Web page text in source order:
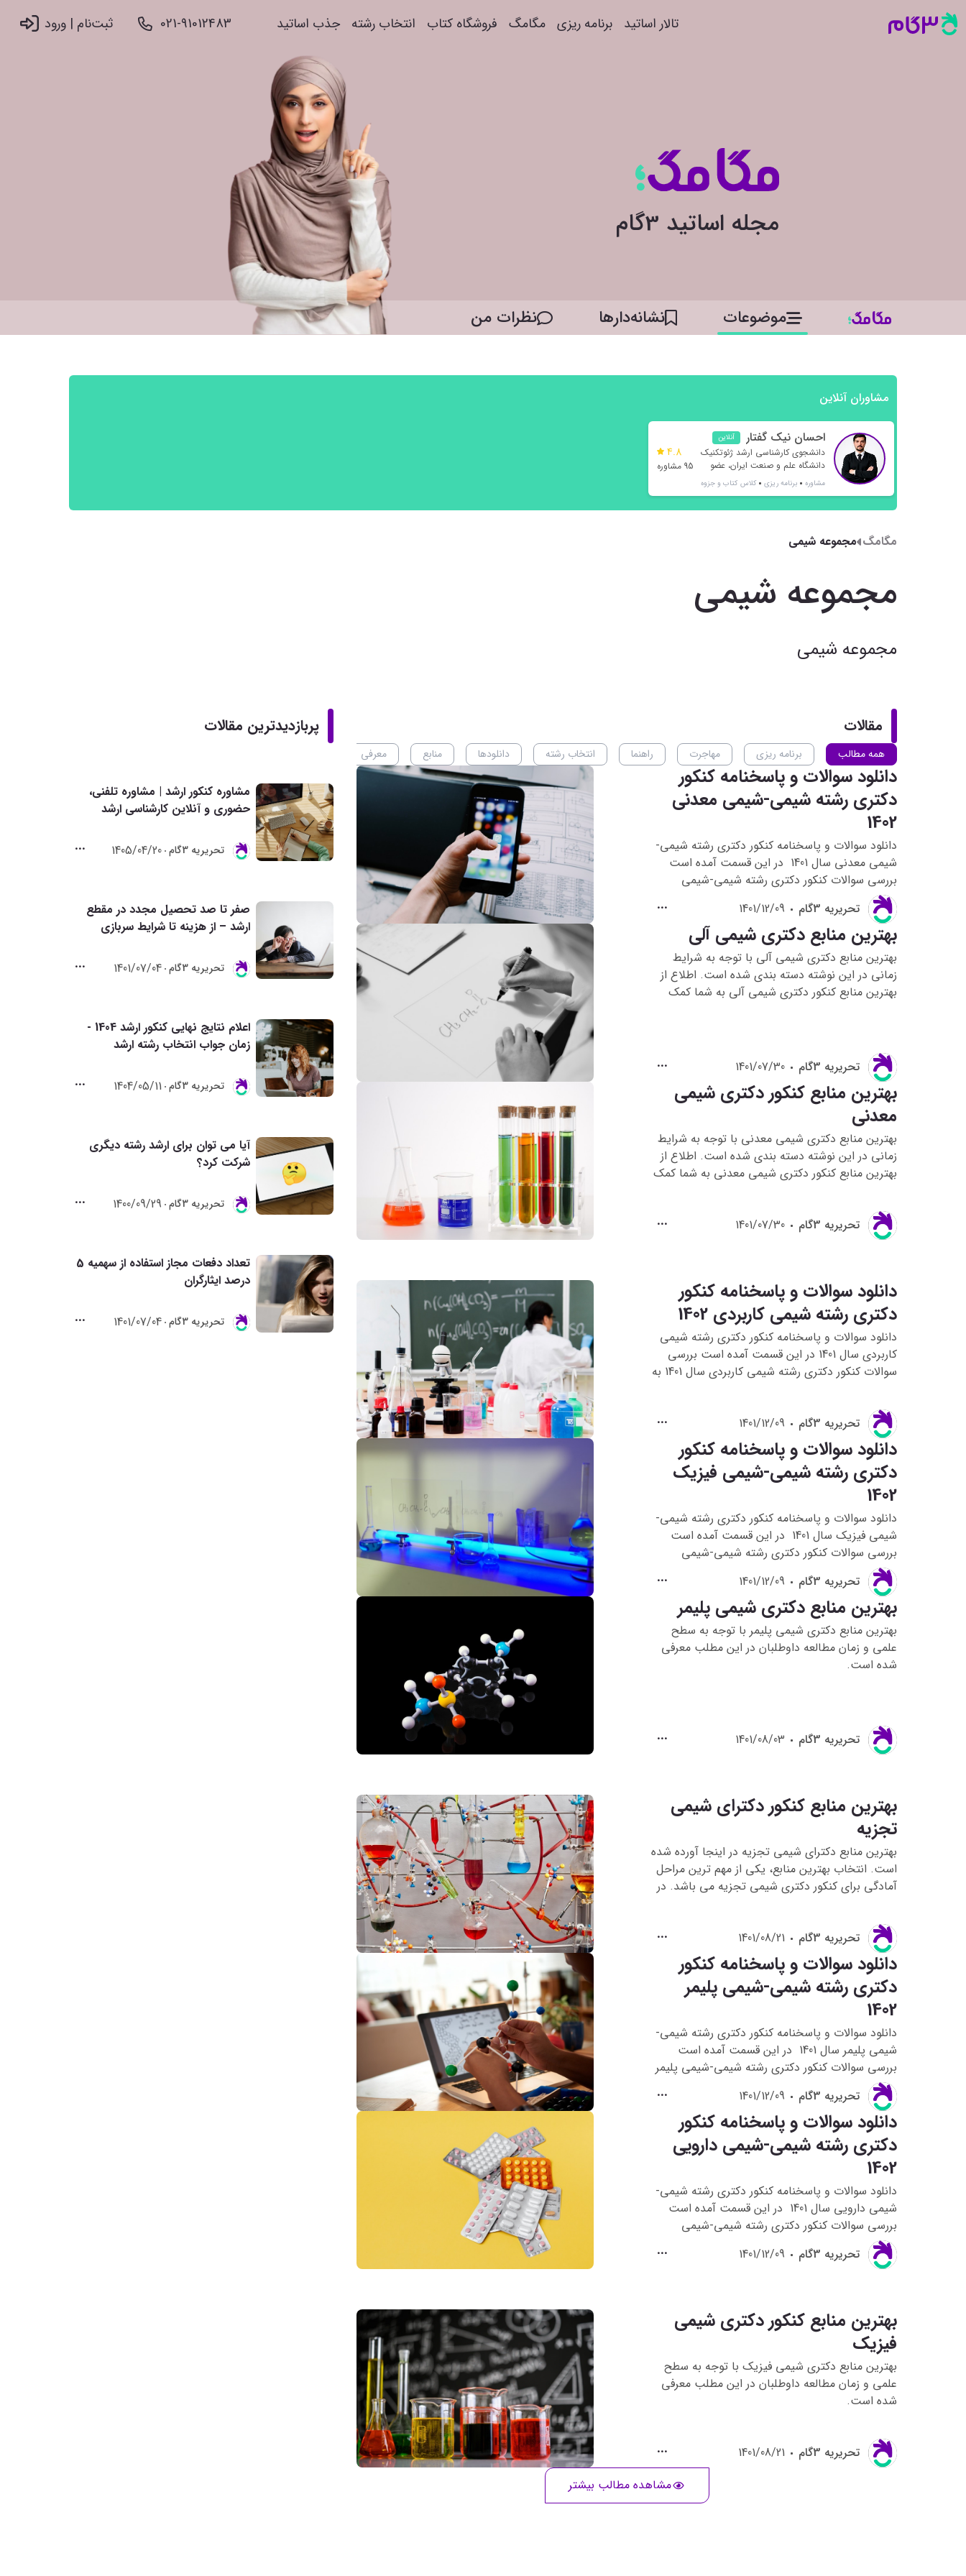
تالار اساتید برنامه ریزی مگامگ فروشگاه کتاب انتخاب رشته جذب اساتید 021-91012483 ثبت‌نام |‌ ورود
مجله اساتید 3گام
موضوعات نشانه‌دار‌ها نظرات من
مشاوران آنلاین
احسان نیک گفتار آنلاین
دانشجوی کارشناسی ارشد ژئوتکنیک
دانشگاه علم و صنعت ایران، عضو
انجمن ژئوتکنیک ایران
مشاوره برنامه ریزی کلاس کتاب و جزوه
4.8
95 مشاوره
مگامگ مجموعه شیمی
مجموعه شیمی
مجموعه شیمی
مقالات
همه مطالب برنامه ریزی مهاجرت راهنما انتخاب رشته دانلودها منابع معرفی
دانلود سوالات و پاسخنامه کنکور
دکتری رشته شیمی-شیمی معدنی
1402
دانلود سوالات و پاسخنامه کنکور دکتری رشته شیمی-
شیمی معدنی سال 1401 در این قسمت آمده است
بررسی سوالات کنکور دکتری رشته شیمی-شیمی
کنکور دکتری رشته شیمی -شیمی معدنی1402 را دارند
کمک می کند تا با نحوه سوالات و دیدگاه طراحان
کنکور دکتری این رشته آشنا شوند و در فضای کنکور
نیز قرار بگیرند .
تحريريه 3گام 1401/12/09
بهترین منابع دکتری شیمی آلی
بهترین منابع دکتری شیمی آلی با توجه به شرایط
زمانی در این نوشته دسته بندی شده است. اطلاع از
بهترین منابع کنکور دکتری شیمی آلی به شما کمک
تحريريه 3گام 1401/07/30
بهترین منابع کنکور دکتری شیمی
معدنی
بهترین منابع دکتری شیمی معدنی با توجه به شرایط
زمانی در این نوشته دسته بندی شده است. اطلاع از
بهترین منابع کنکور دکتری شیمی معدنی به شما کمک
آزمون دکتری کنید.
تحريريه 3گام
1401/07/30
دانلود سوالات و پاسخنامه کنکور
دکتری رشته شیمی کاربردی 1402
دانلود سوالات و پاسخنامه کنکور دکتری رشته شیمی
کاربردی سال 1401 در این قسمت آمده است بررسی
سوالات کنکور دکتری رشته شیمی کاربردی سال 1401 به
سوالات و دیدگاه طراحان کنکور دکتری این رشته آشنا
شوند و در فضای کنکور نیز قرار بگیرند .
تحريريه 3گام 1401/12/09
دانلود سوالات و پاسخنامه کنکور
دکتری رشته شیمی-شیمی فیزیک
1402
دانلود سوالات و پاسخنامه کنکور دکتری رشته شیمی-
شیمی فیزیک سال 1401 در این قسمت آمده است
بررسی سوالات کنکور دکتری رشته شیمی-شیمی
کنکور دکتری رشته شیمی-شیمی فیزیک 1402 را دارند
کمک می کند تا با نحوه سوالات و دیدگاه طراحان
کنکور دکتری این رشته آشنا شوند و در فضای کنکور
نیز قرار بگیرند .
تحريريه 3گام 1401/12/09
بهترین منابع دکتری شیمی پلیمر
بهترین منابع دکتری شیمی پلیمر با توجه به سطح
علمی و زمان مطالعه داوطلبان در این مطلب معرفی
شده است.
تحريريه 3گام 1401/08/03
بهترین منابع کنکور دکترای شیمی
تجزیه
بهترین منابع دکترای شیمی تجزیه در اینجا آورده شده
است. انتخاب بهترین منابع، یکی از مهم ترین مراحل
آمادگی برای کنکور دکتری شیمی تجزیه می باشد. در
هر داوطلب به صورت پک حرفه ای، پک رتبه برتر و
پک ضربتی معرفی می شود.
تحريريه 3گام 1401/08/21
دانلود سوالات و پاسخنامه کنکور
دکتری رشته شیمی-شیمی پلیمر
1402
دانلود سوالات و پاسخنامه کنکور دکتری رشته شیمی-
شیمی پلیمر سال 1401 در این قسمت آمده است
بررسی سوالات کنکور دکتری رشته شیمی-شیمی پلیمر
دکتری رشته شیمی-شیمی پلیمر1402 را دارند کمک می
کند تا با نحوه سوالات و دیدگاه طراحان کنکور دکتری
این رشته آشنا شوند و در فضای کنکور نیز قرار بگیرند.
تحريريه 3گام 1401/12/09
دانلود سوالات و پاسخنامه کنکور
دکتری رشته شیمی-شیمی دارویی
1402
دانلود سوالات و پاسخنامه کنکور دکتری رشته شیمی-
شیمی دارویی سال 1401 در این قسمت آمده است
بررسی سوالات کنکور دکتری رشته شیمی-شیمی
کنکور دکتری رشته شیمی-شیمی دارویی 1402 را دارند
نیز قرار بگیرند .
تحريريه 3گام 1401/12/09
بهترین منابع کنکور دکتری شیمی
فیزیک
بهترین منابع دکتری شیمی فیزیک با توجه به سطح
علمی و زمان مطالعه داوطلبان در این مطلب معرفی
شده است.
تحريريه 3گام
1401/08/21
مشاهده مطالب بیشتر
پربازدیدترین مقالات
مشاوره کنکور ارشد | مشاوره تلفنی،
حضوری و آنلاین کارشناسی ارشد
تحريريه 3گام 1405/04/20
صفر تا صد تحصیل مجدد در مقطع
ارشد – از هزینه تا شرایط سربازی
تحريريه 3گام 1401/07/04
اعلام نتایج نهایی کنکور ارشد 1404 -
زمان جواب انتخاب رشته ارشد
تحريريه 3گام 1404/05/11
آیا می توان برای ارشد رشته دیگری
شرکت کرد؟
تحريريه 3گام 1400/09/29
تعداد دفعات مجاز استفاده از سهمیه 5
درصد ایثارگران
تحريريه 3گام 1401/07/04